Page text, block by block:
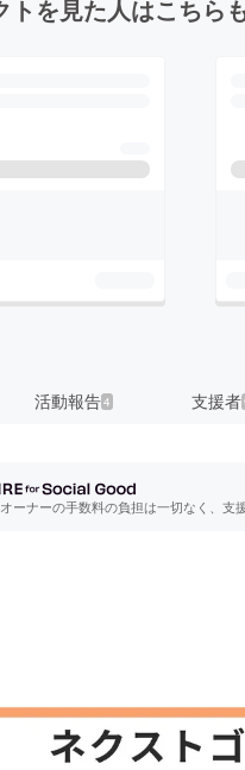
トを見た人はこちら
活動報告4 支援者
ーナーの手数料の負担は一切なく、支